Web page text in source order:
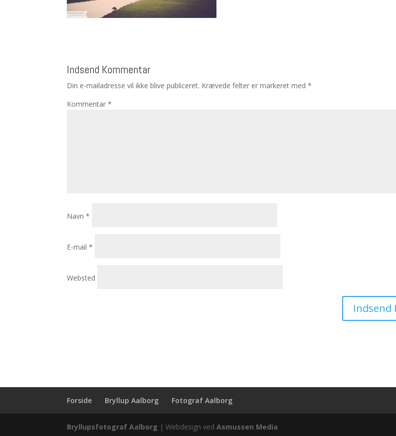
Indsend Kommentar
Din e-mailadresse vil ikke blive publiceret. Krævede felter er markeret med*
Kommentar*
Navn*
E-mail*
Websted
Forside Bryllup Aalborg Fotograf Aalborg
Bryllupsfotograf Aalborg | Webdesign vedAsmussen Media